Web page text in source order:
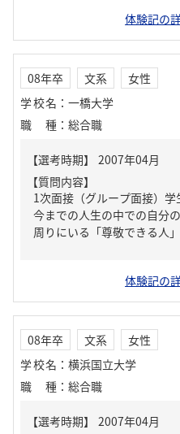
体験記の
08年卒 文系
女性
学校名 ： 一橋大学
職種 ： 総合職
【質問内容】
1次面接（グループ面接）
今までの人生の中での自分
周りにいる「尊敬できる人
体験記の
08年卒 文系
女性
学校名 ： 横浜国立大学
職種 ： 総合職